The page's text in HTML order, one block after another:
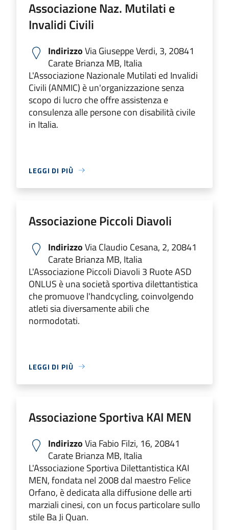
Associazione Naz. Mutilati e
Invalidi Civili
IndirizzoVia Giuseppe Verdi, 3, 20841
Carate Brianza MB, Italia
L'Associazione Nazionale Mutilati ed Invalidi
Civili (ANMIC) è un'organizzazione senza
scopo di lucro che offre assistenza e
consulenza alle persone con disabilità civile
in Italia.
LEGGI DI PIÙ
Associazione Piccoli Diavoli
IndirizzoVia Claudio Cesana, 2, 20841
Carate Brianza MB, Italia
L'Associazione Piccoli Diavoli 3 Ruote ASD
ONLUS è una società sportiva dilettantistica
che promuove l'handcycling, coinvolgendo
atleti sia diversamente abili che
normodotati.
LEGGI DI PIÙ
Associazione Sportiva KAI MEN
IndirizzoVia Fabio Filzi, 16, 20841
Carate Brianza MB, Italia
L'Associazione Sportiva Dilettantistica KAI
MEN, fondata nel 2008 dal maestro Felice
Orfano, è dedicata alla diffusione delle arti
marziali cinesi, con un focus particolare sullo
stile Ba Ji Quan.